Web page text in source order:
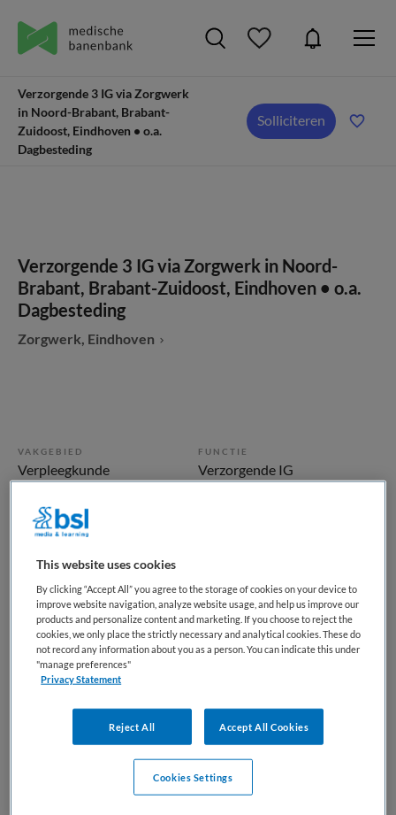
Verzorgende 3 IG via Zorgwerk
in Noord-Brabant, Brabant-
Zuidoost, Eindhoven • o.a.
Dagbesteding
Solliciteren
Verzorgende 3 IG via Zorgwerk in Noord-
Brabant, Brabant-Zuidoost, Eindhoven • o.a.
Dagbesteding
Zorgwerk, Eindhoven
VAKGEBIED
Verpleegkunde
FUNCTIE
Verzorgende IG
BRANCHE
Overige
ERVARING
Niet nader bepaald
DIENSTVERBAND
Niet nader bepaald
Vacature niet beschikbaar
Deze vacature Verzorgende 3 IG via Zorgwerk in Noord-
Brabant, Brabant-Zuidoost, Eindhoven • o.a. Dagbesteding
bij Zorgwerk is niet meer actueel. Hieronder staan enkele
vergelijkbare vacatures die voor u wellicht interessant zijn.
This website uses cookies
By clicking “Accept All” you agree to the storage of cookies on your device to
improve website navigation, analyze website usage, and help us improve our
products and personalize content and marketing. If you choose to reject the
cookies, we only place the strictly necessary and analytical cookies. These do
not record any information about you as a person. You can indicate this under
"manage preferences"
Privacy Statement
Reject All Accept All Cookies
Cookies Settings